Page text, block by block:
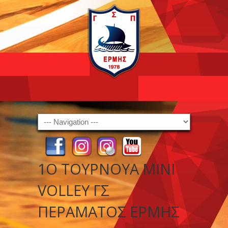
Navigation
1Ο ΤΟΥΡΝΟΥΑ MINI
VOLLEY ΓΣ
ΠΕΡΑΜΑΤΟΣ ΕΡΜΗΣ